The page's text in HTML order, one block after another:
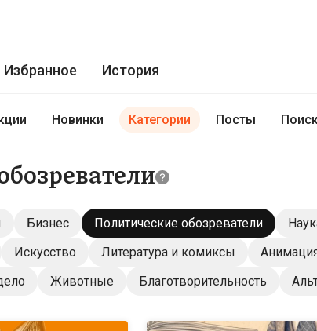
Избранное История
Новинки Категории Посты
Бизнес Политические обозреватели
Искусство Литература и комиксы
Животные Благотворительность